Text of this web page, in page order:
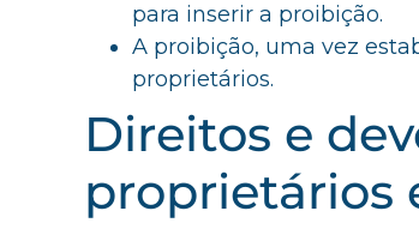
para inserir a proibição.
A proibição, uma vez
proprietários.
Direitos e
proprietários